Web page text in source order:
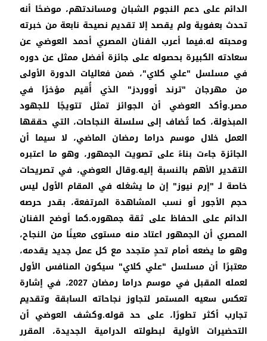
الدائم على دعم النجوم الشبان ومساندتهم، موضحًا أنه
تحدث بعفوية ولم يقصد إلا تقديم نصيحة نابعة من خبرته
ومحبته له.فيما أعرب الفنان المصري أحمد العوضي عن
سعادته الكبيرة بحصوله على جائزة أفضل ممثل عن دوره
في مسلسل "علي كلاي"، ضمن فعاليات الدورة الأولى
من مهرجان "ترند أووردز" الذي أُقيم مؤخرًا في
مصر.وأكد العوضي أن الجوائز تمثل تتويجًا للجهود
المبذولة، كما تُضاف إلى سلسلة النجاحات، التي حققها
العمل خلال موسم دراما رمضان الماضي، لا سيما أن
الجائزة جاءت بناءً على تصويت الجمهور، وهو ما اعتبره
التقدير الأهم بالنسبة إليه.وقال العوضي، في تصريحات
خاصة لـ "إرم نيوز" إن ما يشغله في المقام الأول ليس
حجم الأجور أو نسب المشاهدة المرتفعة، بقدر حرصه
الدائم على الحفاظ على ثقة جمهوره.كما أوضح الفنان
المصري أن الجمهور اعتاد منه مستوى معينًا من النجاح،
وهو ما يضعه أمام تحدٍ متجدد مع كل عمل جديد يقدمه،
معتبرًا أن مسلسل "علي كلاي" سيكون المنافس الأول
لعمله المقبل في موسم دراما رمضان 2027، في إشارة
تعكس سعيه المستمر لتجاوز نجاحاته السابقة وتقديم
تجارب أكثر تطورًا، على حد قوله.وكشف العوضي أن
التحضيرات الأولية لبطولته الدرامية الجديدة، المقرر